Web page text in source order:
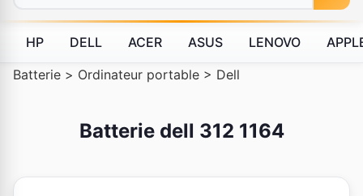
HP DELL ACER ASUS LENOVO
Batterie > Ordinateur portable > Dell
Batterie dell 312 1164